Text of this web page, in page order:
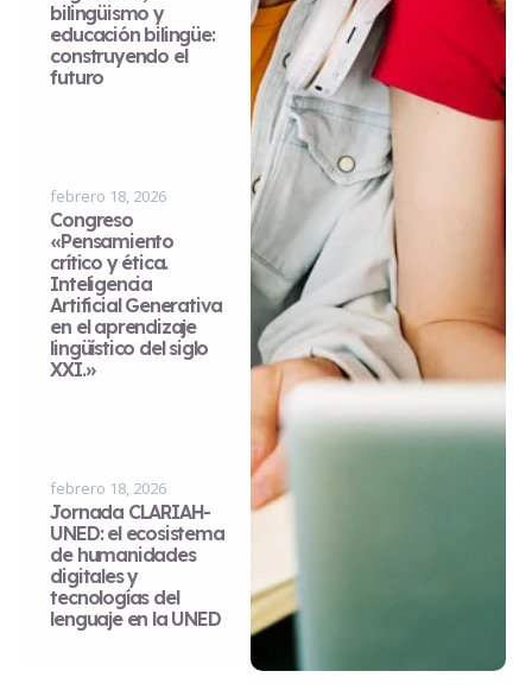
bilingüismo y
educación bilingüe:
construyendo el
futuro
febrero 18, 2026
Congreso
«Pensamiento
crítico y ética.
Inteligencia
Artificial Generativa
en el aprendizaje
lingüístico del siglo
XXI.»
febrero 18, 2026
Jornada CLARIAH-
UNED: el ecosistema
de humanidades
digitales y
tecnologías del
lenguaje en la UNED